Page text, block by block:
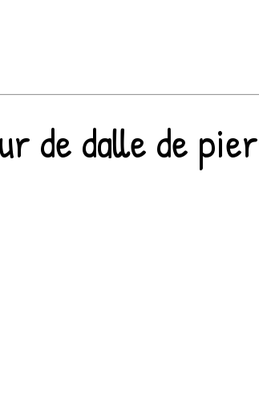
de dalle de